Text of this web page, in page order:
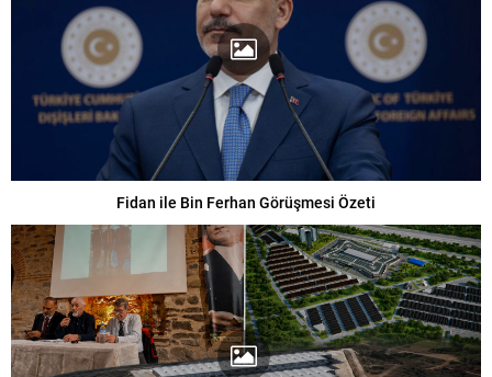
Fidan ile Bin Ferhan Görüşmesi Özeti